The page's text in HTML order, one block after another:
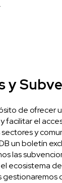
y
de ofrecer
facilitar el
y
un boletín
las
ecosistema
gestionaremos